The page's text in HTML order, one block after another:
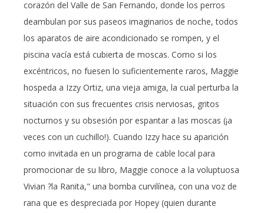
corazón del Valle de San Fernando, donde los perros
deambulan por sus paseos imaginarios de noche, todos
los aparatos de aire acondicionado se rompen, y el
piscina vacía está cubierta de moscas. Como si los
excéntricos, no fuesen lo suficientemente raros, Maggie
hospeda a Izzy Ortiz, una vieja amiga, la cual perturba la
situación con sus frecuentes crisis nerviosas, gritos
nocturnos y su obsesión por espantar a las moscas (¡a
veces con un cuchillo!). Cuando Izzy hace su aparición
como invitada en un programa de cable local para
promocionar de su libro, Maggie conoce a la voluptuosa
Vivian ?la Ranita," una bomba curvilínea, con una voz de
rana que es despreciada por Hopey (quien durante